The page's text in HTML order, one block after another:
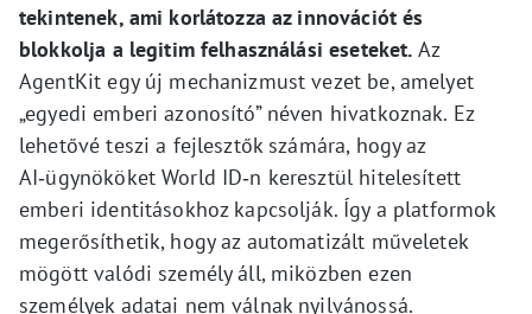
tekintenek, ami korlátozza az innovációt és
blokkolja a legitim felhasználási eseteket. Az
AgentKit egy új mechanizmust vezet be, amelyet
„egyedi emberi azonosító” néven hivatkoznak. Ez
lehetővé teszi a fejlesztők számára, hogy az
AI‑ügynököket World ID‑n keresztül hitelesített
emberi identitásokhoz kapcsolják. Így a platformok
megerősíthetik, hogy az automatizált műveletek
mögött valódi személy áll, miközben ezen
személyek adatai nem válnak nyilvánossá.